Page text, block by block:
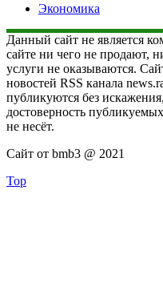
Экономика
Данный сайт не является
сайте ни чего не продают,
услуги не оказываются.
новостей RSS канала
публикуются без
достоверность
не несёт.
Сайт от bmb3 @ 2021
Top